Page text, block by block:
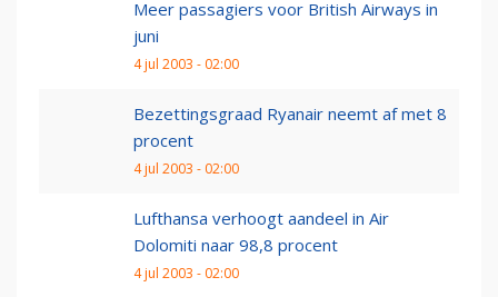
Meer passagiers voor British Airways in
juni
4 jul 2003 - 02:00
Bezettingsgraad Ryanair neemt af met 8
procent
4 jul 2003 - 02:00
Lufthansa verhoogt aandeel in Air
Dolomiti naar 98,8 procent
4 jul 2003 - 02:00